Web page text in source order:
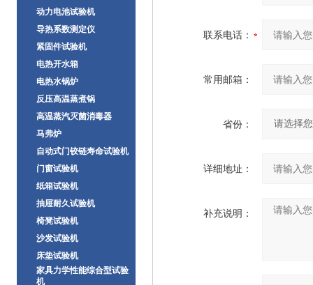
动力电池试验机
导热系数测定仪
紧固件试验机
电热开水箱
电热水锅炉
反压高温蒸煮锅
高温蒸汽灭菌消毒器
马弗炉
自动式门铰链寿命试验机
门窗试验机
纸箱试验机
抽屉耐久试验机
椅凳试验机
沙发试验机
床垫试验机
家具力学性能综合型试验
机
联系电话：
常用邮箱：
省份：
详细地址：
补充说明：